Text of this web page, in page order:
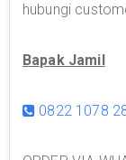
hubungi
Bapak Jamil
0822 1078